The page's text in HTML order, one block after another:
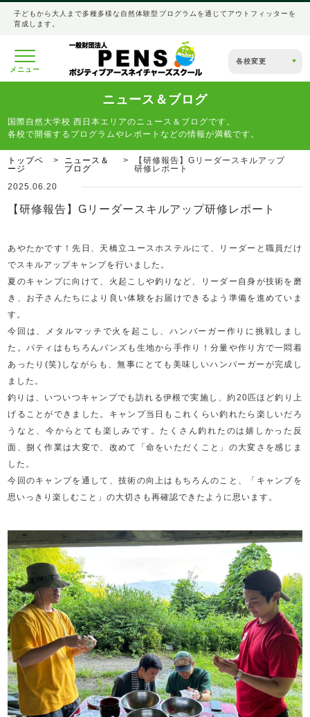
子どもから大人まで多種多様な自然体験型プログラムを通じてアウトフィッターを
育成します。
メニュー
各校変更
ニュース＆ブログ
国際自然大学校 西日本エリアのニュース＆ブログです。
各校で開催するプログラムやレポートなどの情報が満載です。
トップペ
ージ
ニュース＆
ブログ
【研修報告】Gリーダースキルアップ
研修レポート
2025.06.20
【研修報告】Gリーダースキルアップ研修レポート
あやたかです！先日、天橋立ユースホステルにて、リーダーと職員だけ
でスキルアップキャンプを行いました。
夏のキャンプに向けて、火起こしや釣りなど、リーダー自身が技術を磨
き、お子さんたちにより良い体験をお届けできるよう準備を進めていま
す。
今回は、メタルマッチで火を起こし、ハンバーガー作りに挑戦しまし
た。パティはもちろんバンズも生地から手作り！分量や作り方で一悶着
あったり (笑) しながらも、無事にとても美味しいハンバーガーが完成し
ました。
釣りは、いついつキャンプでも訪れる伊根で実施し、約20 匹ほど釣り上
げることができました。キャンプ当日もこれくらい釣れたら楽しいだろ
うなと、今からとても楽しみです。たくさん釣れたのは嬉しかった反
面、捌く作業は大変で、改めて「命をいただくこと」の大変さを感じま
した。
今回のキャンプを通して、技術の向上はもちろんのこと、「キャンプを
思いっきり楽しむこと」の大切さも再確認できたように思います。